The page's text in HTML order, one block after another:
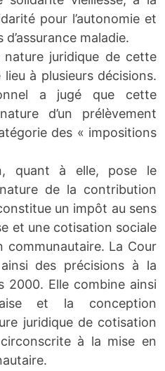
pour l’autonomie et
maladie.
juridique de cette
à plusieurs décisions.
a jugé que cette
d’un prélèvement
des « impositions
quant à elle, pose le
de la contribution
un impôt au sens
et une cotisation sociale
communautaire. La Cour
des précisions à la
2000. Elle combine ainsi
et la conception
juridique de cotisation
à la mise en